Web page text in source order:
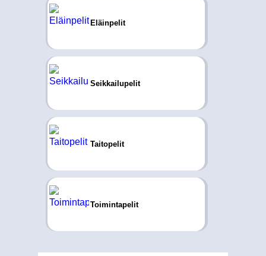
Eläinpelit
Seikkailupelit
Taitopelit
Toimintapelit